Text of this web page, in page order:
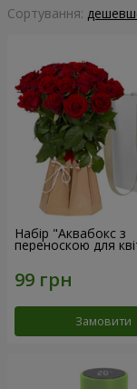
Сортування:
Набір "Аквабокс з
переноскою для
Замовити